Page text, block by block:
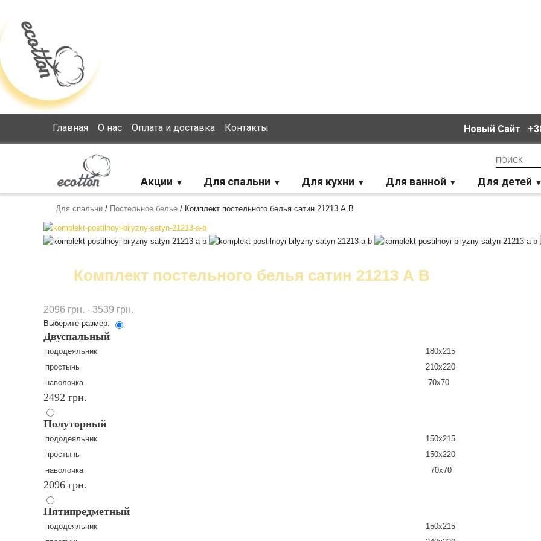
Главная О нас Оплата и доставка Контакты Новый Сайт
Акции Для спальни Для кухни Для ванной Для детей
Для спальни/ Постельное белье/ Комплект постельного белья сатин 21213 А В
Комплект постельного белья сатин 21213 А В
2096 грн. - 3539 грн.
Выберите размер:
Двуспальный
пододеяльник 180х215
простынь
210х220
наволочка
70х70
2492 грн.
Полуторный
пододеяльник 150х215
простынь
150х220
наволочка
70х70
2096 грн.
Пятипредметный
пододеяльник 150х215